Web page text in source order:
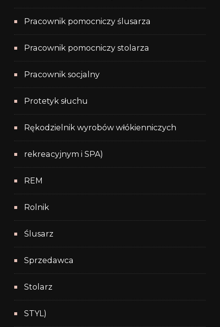
Pracownik pomocniczy ślusarza
Pracownik pomocniczy stolarza
Pracownik socjalny
Protetyk słuchu
Rękodzielnik wyrobów włókienniczych
rekreacyjnym i SPA)
REM
Rolnik
Ślusarz
Sprzedawca
Stolarz
STYL)